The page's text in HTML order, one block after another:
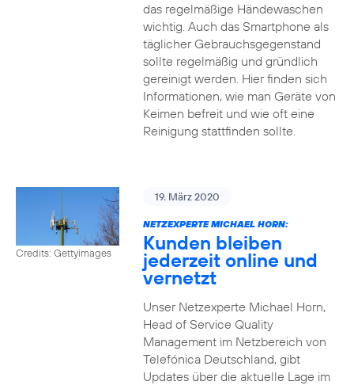
das regelmäßige Händewaschen
wichtig. Auch das Smartphone als
täglicher Gebrauchsgegenstand
sollte regelmäßig und gründlich
gereinigt werden. Hier finden sich
Informationen, wie man Geräte von
Keimen befreit und wie oft eine
Reinigung stattfinden sollte.
Credits: Gettyimages
19. März 2020
NETZEXPERTE MICHAEL HORN:
Kunden bleiben
jederzeit online und
vernetzt
Unser Netzexperte Michael Horn,
Head of Service Quality
Management im Netzbereich von
Telefónica Deutschland, gibt
Updates über die aktuelle Lage im